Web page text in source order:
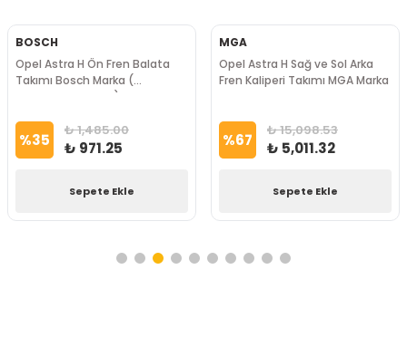
BOSCH
Opel Astra H Ön Fren Balata
Takımı Bosch Marka (
Bos.0986424707 )
%35 ₺ 1,485.00
₺ 971.25
Sepete Ekle
MGA
Opel Astra H Sağ ve Sol Arka
Fren Kaliperi Takımı MGA Marka
%67 ₺ 15,098.53
₺ 5,011.32
Sepete Ekle